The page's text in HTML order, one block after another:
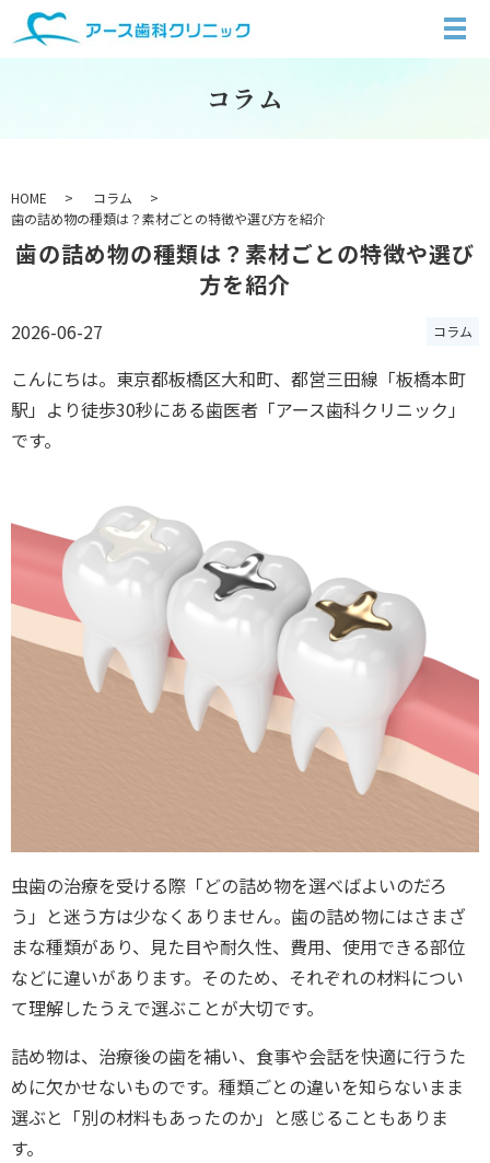
コラム
HOME
コラム
歯の詰め物の種類は？素材ごとの特徴や選び方を紹介
歯の詰め物の種類は？素材ごとの特徴や選び
方を紹介
2026-06-27 コラム
こんにちは。東京都板橋区大和町、都営三田線「板橋本町
駅」より徒歩30秒にある歯医者「アース歯科クリニック」
です。
虫歯の治療を受ける際「どの詰め物を選べばよいのだろ
う」と迷う方は少なくありません。歯の詰め物にはさまざ
まな種類があり、見た目や耐久性、費用、使用できる部位
などに違いがあります。そのため、それぞれの材料につい
て理解したうえで選ぶことが大切です。
詰め物は、治療後の歯を補い、食事や会話を快適に行うた
めに欠かせないものです。種類ごとの違いを知らないまま
選ぶと「別の材料もあったのか」と感じることもありま
す。